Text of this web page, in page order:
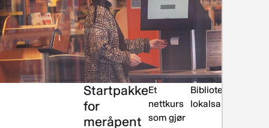
Startpakke
for
meråpent
Et
nettkurs
som gjør
Biblioteket i
lokalsamfunnet